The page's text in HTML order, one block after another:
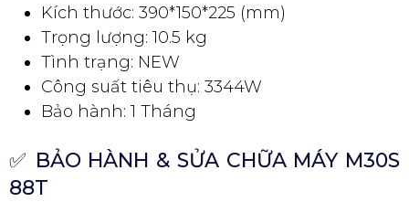
Kích thước: 390*150*225 (mm)
Trọng lượng: 10.5 kg
Tình trạng: NEW
Công suất tiêu thụ: 3344W
Bảo hành: 1 Tháng
✅ BẢO HÀNH & SỬA CHỮA MÁY M30S
88T